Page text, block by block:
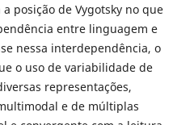
posição de Vygotsky no que
entre linguagem e
nessa interdependência, o
o uso de variabilidade de
representações,
e de múltiplas